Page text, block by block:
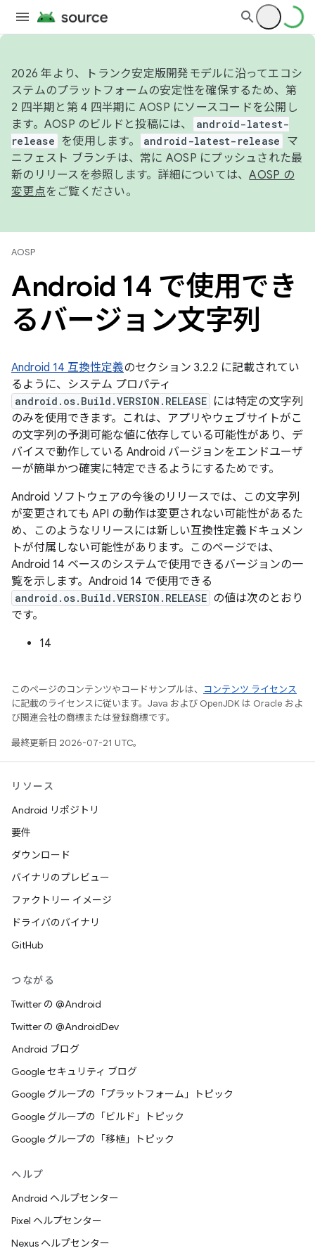
2026 年より、トランク安定版開発モデルに沿ってエコシ
ステムのプラットフォームの安定性を確保するため、第
2 四半期と第 4 四半期に AOSP にソースコードを公開し
ます。AOSP のビルドと投稿には、
android-latest-
release
を使用します。 android-latest-release
マ
ニフェスト ブランチは、常に AOSP にプッシュされた最
新のリリースを参照します。詳細については、AOSP の
変更点をご覧ください。
AOSP
Android 14 で使用でき
るバージョン文字列
Android 14 互換性定義のセクション 3.2.2 に記載されてい
るように、システム プロパティ
android.os.Build.VERSION.RELEASE には特定の文字列
のみを使用できます。これは、アプリやウェブサイトがこ
の文字列の予測可能な値に依存している可能性があり、デ
バイスで動作している Android バージョンをエンドユーザ
ーが簡単かつ確実に特定できるようにするためです。
Android ソフトウェアの今後のリリースでは、この文字列
が変更されても API の動作は変更されない可能性があるた
め、このようなリリースには新しい互換性定義ドキュメン
トが付属しない可能性があります。このページでは、
Android 14 ベースのシステムで使用できるバージョンの一
覧を示します。Android 14 で使用できる
android.os.Build.VERSION.RELEASE の値は次のとおり
です。
14
このページのコンテンツやコードサンプルは、
コンテンツ ライセンス
に記載のライセンスに従います。Java および OpenJDK は Oracle およ
び関連会社の商標または登録商標です。
最終更新日 2026-07-21 UTC。
リソース
Android リポジトリ
要件
ダウンロード
バイナリのプレビュー
ファクトリー イメージ
ドライバのバイナリ
GitHub
つながる
Twitter の @Android
Twitter の @AndroidDev
Android ブログ
Google セキュリティ ブログ
Google グループの「プラットフォーム」トピック
Google グループの「ビルド」トピック
Google グループの「移植」トピック
ヘルプ
Android ヘルプセンター
Pixel ヘルプセンター
Nexus ヘルプセンター